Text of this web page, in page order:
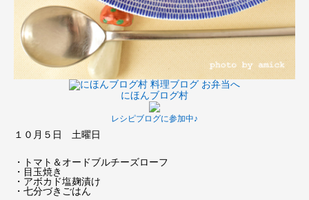
にほんブログ村
レシピブログに参加中♪
１０月５日 土曜日
・トマト＆オードブルチーズローフ
・目玉焼き
・アボカド塩麹漬け
・七分づきごはん